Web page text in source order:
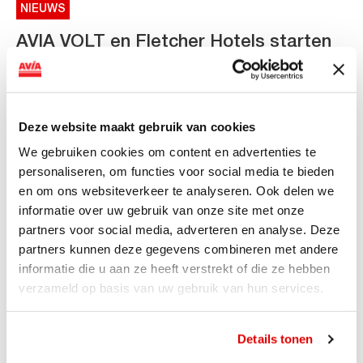
Deze website maakt gebruik van cookies
We gebruiken cookies om content en advertenties te
personaliseren, om functies voor social media te bieden
en om ons websiteverkeer te analyseren. Ook delen we
informatie over uw gebruik van onze site met onze
partners voor social media, adverteren en analyse. Deze
partners kunnen deze gegevens combineren met andere
informatie die u aan ze heeft verstrekt of die ze hebben
verzameld op basis van uw gebruik van hun services.
Details tonen
NIEUWS
AVIA VOLT en Fletcher Hotels starten
landelijke uitrol van DC-
van DC-snellaadinfrastructuur AVIA VOLT en...
Lees verder